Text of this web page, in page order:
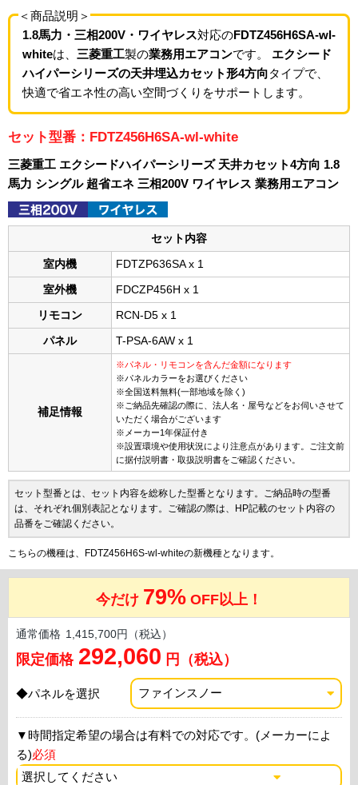
＜商品説明＞
1.8馬力・三相200V・ワイヤレス対応のFDTZ456H6SA-wl-
whiteは、 三菱重工製の業務用エアコンです。 エクシード
ハイパーシリーズの天井埋込カセット形4方向タイプで、
快適で省エネ性の高い空間づくりをサポートします。
セット型番：FDTZ456H6SA-wl-white
三菱重工 エクシードハイパーシリーズ 天井カセット4方向 1.8
馬力 シングル 超省エネ 三相200V ワイヤレス 業務用エアコン
セット内容
室内機 FDTZP636SA x 1
室外機 FDCZP456H x 1
リモコン RCN-D5 x 1
パネル T-PSA-6AW x 1
補足情報
※パネル・リモコンを含んだ金額になります
※パネルカラーをお選びください
※全国送料無料(一部地域を除く)
※ご納品先確認の際に、法人名・屋号などをお伺いさせて
いただく場合がございます
※メーカー1年保証付き
※設置環境や使用状況により注意点があります。ご注文前
に据付説明書・取扱説明書をご確認ください。
セット型番とは、セット内容を総称した型番となります。ご納品時の型番
は、それぞれ個別表記となります。ご確認の際は、HP記載のセット内容の
品番をご確認ください。
こちらの機種は、FDTZ456H6S-wl-whiteの新機種となります。
今だけ 79% OFF以上！
通常価格 1,415,700円（税込）
限定価格 292,060 円（税込）
◆パネルを選択
▼時間指定希望の場合は有料での対応です。(メーカーによ
る)必須